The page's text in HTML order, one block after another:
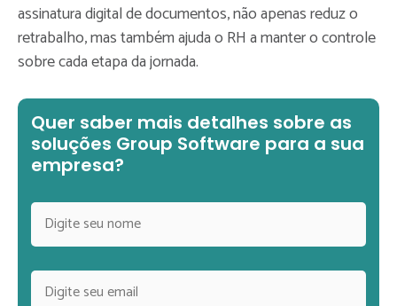
assinatura digital de documentos, não apenas reduz o
retrabalho, mas também ajuda o RH a manter o controle
sobre cada etapa da jornada.
Quer saber mais detalhes sobre as
soluções Group Software para a sua
empresa?